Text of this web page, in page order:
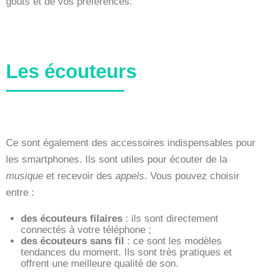
Les écouteurs
Ce sont également des accessoires indispensables pour
les smartphones. Ils sont utiles pour écouter de la
musique et recevoir des appels. Vous pouvez choisir
entre :
des écouteurs filaires : ils sont directement
connectés à votre téléphone ;
des écouteurs sans fil : ce sont les modèles
tendances du moment. Ils sont très pratiques et
offrent une meilleure qualité de son.